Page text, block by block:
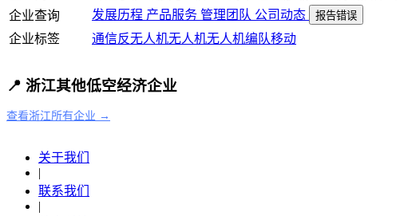
企业查询
发展历程 产品服务 管理团队 公司动态 报告错误
企业标签 通信反无人机无人机无人机编队移动
📍 浙江其他低空经济企业
查看浙江所有企业 →
关于我们
|
联系我们
|